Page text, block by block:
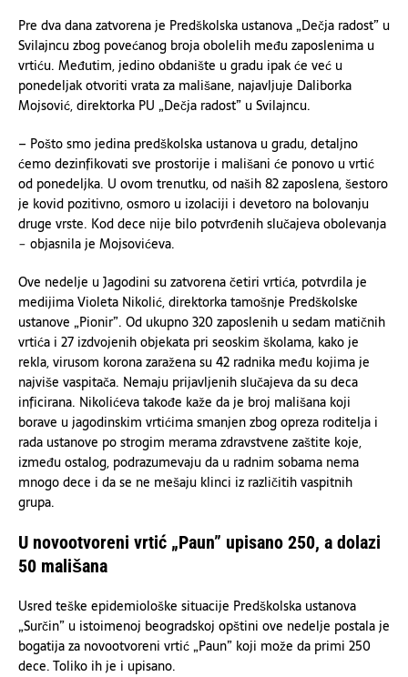
Pre dva dana zatvorena je Predškolska ustanova „Dečja radost” u
Svilajncu zbog povećanog broja obolelih među zaposlenima u
vrtiću. Međutim, jedino obdanište u gradu ipak će već u
ponedeljak otvoriti vrata za mališane, najavljuje Daliborka
Mojsović, direktorka PU „Dečja radost” u Svilajncu.
– Pošto smo jedina predškolska ustanova u gradu, detaljno
ćemo dezinfikovati sve prostorije i mališani će ponovo u vrtić
od ponedeljka. U ovom trenutku, od naših 82 zaposlena, šestoro
je kovid pozitivno, osmoro u izolaciji i devetoro na bolovanju
druge vrste. Kod dece nije bilo potvrđenih slučajeva obolevanja
− objasnila je Mojsovićeva.
Ove nedelje u Jagodini su zatvorena četiri vrtića, potvrdila je
medijima Violeta Nikolić, direktorka tamošnje Predškolske
ustanove „Pionir”. Od ukupno 320 zaposlenih u sedam matičnih
vrtića i 27 izdvojenih objekata pri seoskim školama, kako je
rekla, virusom korona zaražena su 42 radnika među kojima je
najviše vaspitača. Nemaju prijavljenih slučajeva da su deca
inficirana. Nikolićeva takođe kaže da je broj mališana koji
borave u jagodinskim vrtićima smanjen zbog opreza roditelja i
rada ustanove po strogim merama zdravstvene zaštite koje,
između ostalog, podrazumevaju da u radnim sobama nema
mnogo dece i da se ne mešaju klinci iz različitih vaspitnih
grupa.
U novootvoreni vrtić „Paun” upisano 250, a dolazi
50 mališana
Usred teške epidemiološke situacije Predškolska ustanova
„Surčin” u istoimenoj beogradskoj opštini ove nedelje postala je
bogatija za novootvoreni vrtić „Paun” koji može da primi 250
dece. Toliko ih je i upisano.